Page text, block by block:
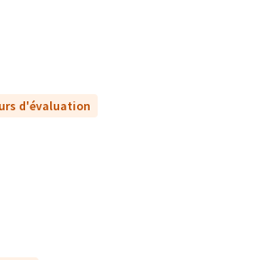
d'évaluation